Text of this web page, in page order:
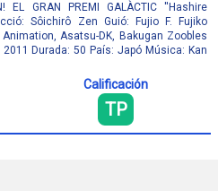
EL GRAN PREMI GALÀCTIC ''Hashire
Sôichirô Zen Guió: Fujio F. Fujiko
Asatsu-DK, Bakugan Zoobles
Durada: 50 País: Japó Música: Kan
Calificación
TP